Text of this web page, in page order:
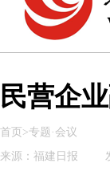
民营企
首页>专题·会议
来源：福建日报